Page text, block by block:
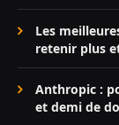
Les
retenir plus
Anthropic :
et demi de